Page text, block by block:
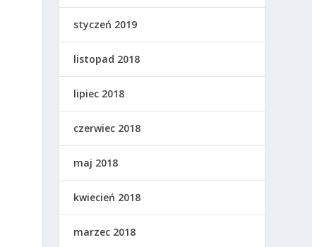
styczeń 2019
listopad 2018
lipiec 2018
czerwiec 2018
maj 2018
kwiecień 2018
marzec 2018